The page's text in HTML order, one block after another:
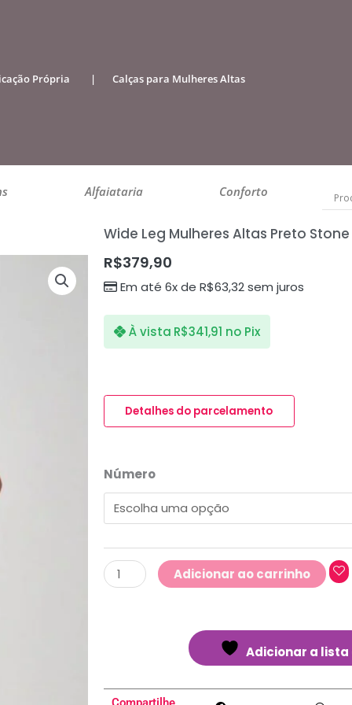
Própria | Calças para Mulheres Altas
Alfaiataria Conforto
Wide Leg Mulheres Altas Preto Stone
R$379,90
Em até 6x de R$63,32sem juros
À vista R$341,91 no Pix
Detalhes do parcelamento
Número
Wide
Mulheres
Preto
quantidade
Adicionar ao carrinho
Adicionar a lista